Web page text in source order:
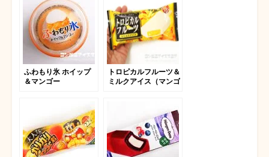
ふわもり氷 ホイップ
＆マンゴー
トロピカルフルーツ＆
ミルクアイス（マンゴ